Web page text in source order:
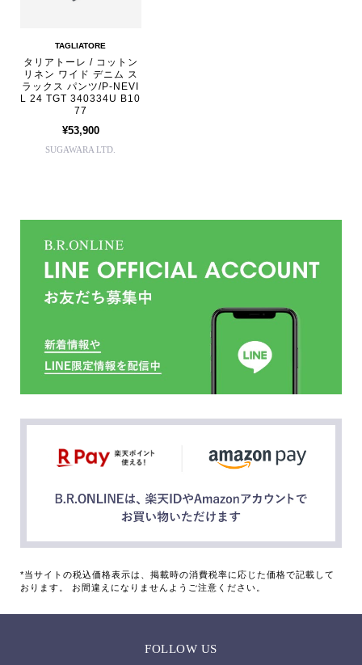
TAGLIATORE
タリアトーレ / コットン
リネン ワイド デニム ス
ラックス パンツ/P-NEVI
L 24 TGT 340334U B10
77
¥53,900
SUGAWARA LTD.
*当サイトの税込価格表示は、掲載時の消費税率に応じた価格で記載して
おります。 お間違えになりませんようご注意ください。
FOLLOW US